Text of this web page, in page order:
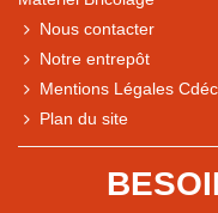
Nous contacter
Notre entrepôt
Mentions Légales
Plan du site